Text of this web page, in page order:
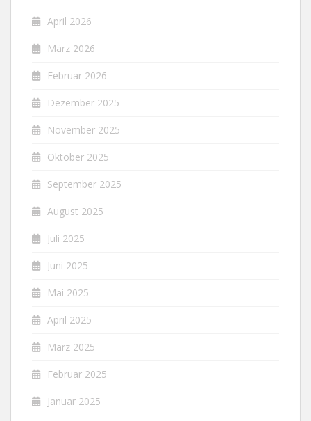
April 2026
März 2026
Februar 2026
Dezember 2025
November 2025
Oktober 2025
September 2025
August 2025
Juli 2025
Juni 2025
Mai 2025
April 2025
März 2025
Februar 2025
Januar 2025